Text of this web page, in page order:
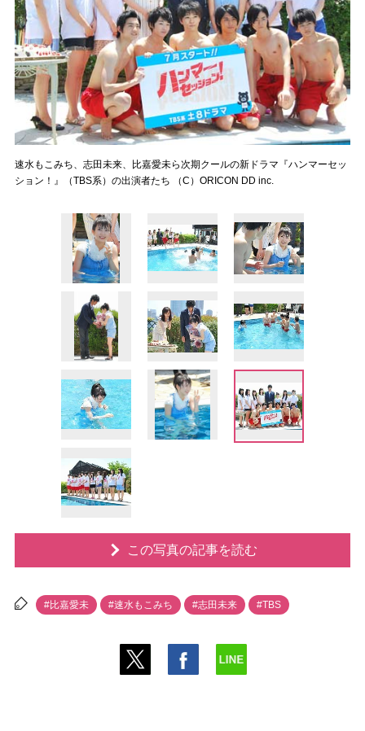
速水もこみち、志田未来、比嘉愛未ら次期クールの新ドラマ『ハンマーセッ
ション！』（TBS系）の出演者たち （C）ORICON DD inc.
この写真の記事を読む
#比嘉愛未 #速水もこみち #志田未来 #TBS